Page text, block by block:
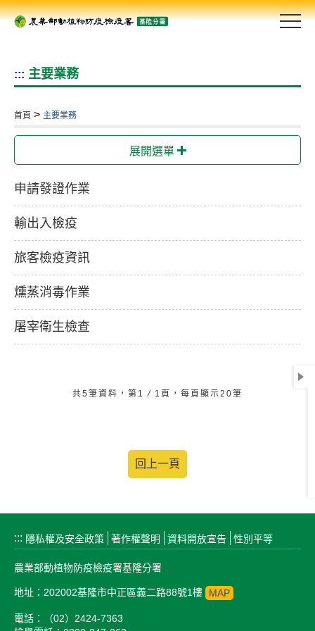
跳
::: 主要業務
首頁 > 主要業務
展開選單
申請發證作業
輸出入檢疫
旅客檢疫資訊
燻蒸消毒作業
屠宰衛生檢查
共5筆資料，第1 / 1頁，每頁顯示20筆
回上一頁
::: 隱私權及安全政策 著作權聲明 資料開放宣告 性別平等
農業部動植物防疫檢疫署基隆分署
地址：202002基隆市中正區義二路88號1樓 MAP
電話：（02）2424-7363